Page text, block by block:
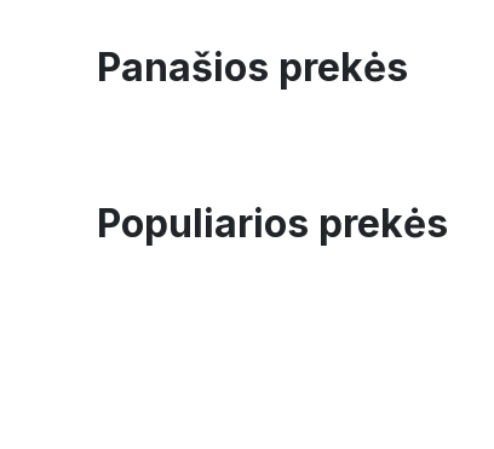
Panašios prekės
Populiarios prekės